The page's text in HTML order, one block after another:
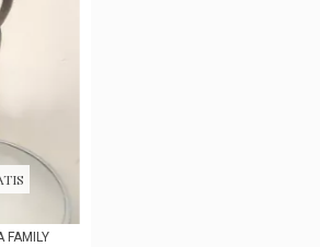
FAMILY